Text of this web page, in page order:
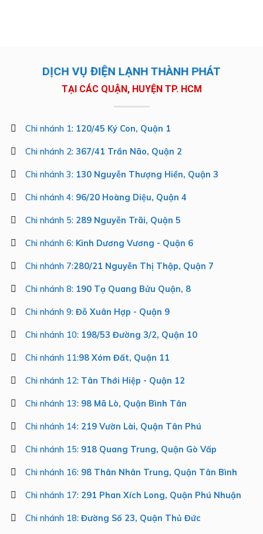
DỊCH VỤ ĐIỆN LẠNH THÀNH PHÁT
TẠI CÁC QUẬN, HUYỆN TP. HCM
Chi nhánh 1: 120/45 Ký Con, Quận 1
Chi nhánh 2: 367/41 Trần Não, Quận 2
Chi nhánh 3: 130 Nguyễn Thượng Hiền, Quận 3
Chi nhánh 4: 96/20 Hoàng Diệu, Quận 4
Chi nhánh 5: 289 Nguyễn Trãi, Quận 5
Chi nhánh 6: Kinh Dương Vương - Quận 6
Chi nhánh 7:280/21 Nguyễn Thị Thập, Quận 7
Chi nhánh 8: 190 Tạ Quang Bửu Quận, 8
Chi nhánh 9: Đỗ Xuân Hợp - Quận 9
Chi nhánh 10: 198/53 Đường 3/2, Quận 10
Chi nhánh 11:98 Xóm Đất, Quận 11
Chi nhánh 12: Tân Thới Hiệp - Quận 12
Chi nhánh 13: 98 Mã Lò, Quận Bình Tân
Chi nhánh 14: 219 Vườn Lài, Quận Tân Phú
Chi nhánh 15: 918 Quang Trung, Quận Gò Vấp
Chi nhánh 16: 98 Thân Nhân Trung, Quận Tân Bình
Chi nhánh 17: 291 Phan Xích Long, Quận Phú Nhuận
Chi nhánh 18: Đường Số 23, Quận Thủ Đức